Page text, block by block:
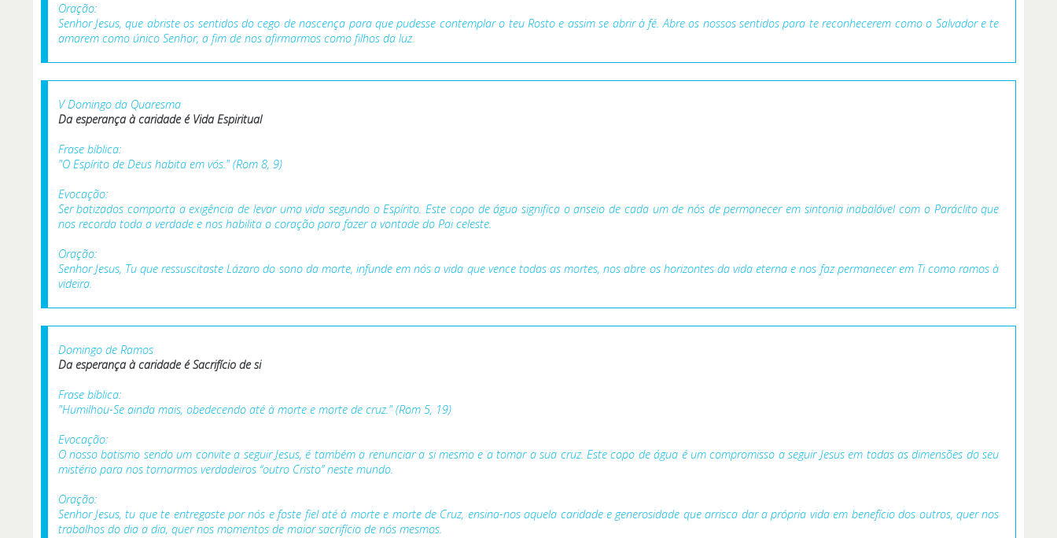
Oração:
Senhor Jesus, que abriste os sentidos do cego de nascença para que pudesse contemplar o teu Rosto e assim se abrir à fé. Abre os nossos sentidos para te reconhecerem como o Salvador e te
amarem como único Senhor, a fim de nos afirmarmos como filhos da luz.
V Domingo da Quaresma
Da esperança à caridade é Vida Espiritual
Frase bíblica:
"O Espírito de Deus habita em vós." (Rom 8, 9)
Evocação:
Ser batizados comporta a exigência de levar uma vida segundo o Espírito. Este copo de água significa o anseio de cada um de nós de permanecer em sintonia inabalável com o Paráclito que
nos recorda toda a verdade e nos habilita o coração para fazer a vontade do Pai celeste.
Oração:
Senhor Jesus, Tu que ressuscitaste Lázaro do sono da morte, infunde em nós a vida que vence todas as mortes, nos abre os horizontes da vida eterna e nos faz permanecer em Ti como ramos à
videira.
Domingo de Ramos
Da esperança à caridade éSacrifício de si
Frase bíblica:
"Humilhou-Se ainda mais, obedecendo até à morte e morte de cruz." (Rom 5, 19)
Evocação:
O nosso batismo sendo um convite a seguir Jesus, é também a renunciar a si mesmo e a tomar a sua cruz. Este copo de água é um compromisso a seguir Jesus em todas as dimensões do seu
mistério para nos tornarmos verdadeiros “outro Cristo” neste mundo.
Oração:
Senhor Jesus, tu que te entregaste por nós e foste fiel até à morte e morte de Cruz, ensina-nos aquela caridade e generosidade que arrisca dar a própria vida em benefício dos outros, quer nos
trabalhos do dia a dia, quer nos momentos de maior sacrifício de nós mesmos.